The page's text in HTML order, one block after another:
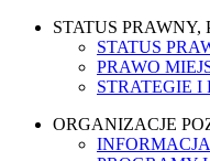
STATUS
STATUS
PRAWO
STRATEGIE
ORGANIZACJE
INFORMACJA